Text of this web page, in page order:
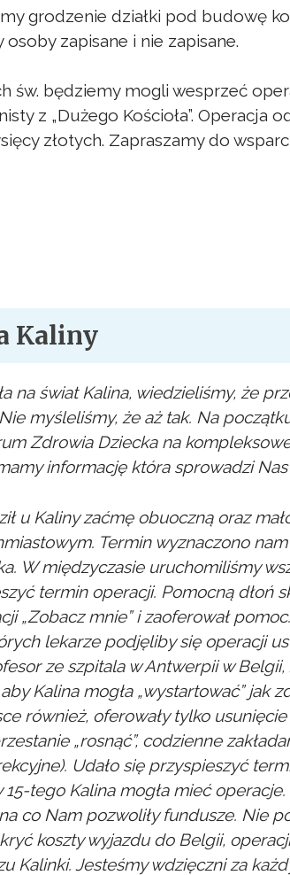
grodzenie działki pod budowę
zapisane i nie zapisane.
św. będziemy mogli wesprzeć
z „Dużego Kościoła”. Operacja
złotych. Zapraszamy do
Kaliny
na świat Kalina, wiedzieliśmy, że
myśleliśmy, że aż tak. Na
Zdrowia Dziecka na
informację która sprowadzi
u Kaliny zaćmę obuoczną oraz
Termin wyznaczono nam
W międzyczasie uruchomiliśmy
termin operacji. Pomocną dłoń
„Zobacz mnie” i zaoferował
lekarze podjęliby się operacji
ze szpitala w Antwerpii w Belgii,
Kalina mogła „wystartować” jak
również, oferowały tylko
„rosnąć”, codzienne
Udało się przyspieszyć
tego Kalina mogła mieć
co Nam pozwoliły fundusze. Nie
koszty wyjazdu do Belgii,
Kalinki. Jesteśmy wdzięczni za